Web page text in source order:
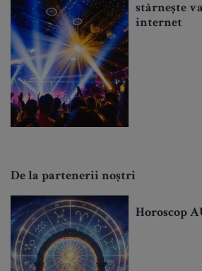
stârnește
internet
De la partenerii noștri
Horoscop